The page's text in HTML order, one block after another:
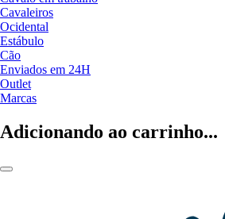
Cavaleiros
Ocidental
Estábulo
Cão
Enviados em 24H
Outlet
Marcas
Adicionando ao carrinho...